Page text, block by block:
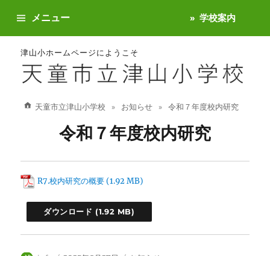
津山小ホームページにようこそ
メニュー 学校案内
天童市立津山小学校 お知らせ 令和７年度校内研究
令和７年度校内研究
R7.校内研究の概要
ダウンロード